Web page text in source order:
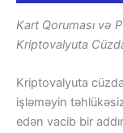
Kart Qoruması və
Kriptovalyuta
Kriptovalyuta
işləməyin
edən vacib bir